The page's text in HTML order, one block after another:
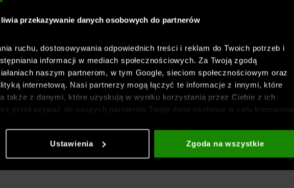
przekazywanie danych osobowych do partnerów
ruchu, dostosowywania odpowiednich treści i reklam do Twoich potrzeb i
informacji w mediach społecznościowych. Za Twoją zgodą
naszym partnerom, w tym Google, sieciom społecznościowym oraz
internetową. Nasi partnerzy mogą łączyć te informacje z innymi, które
także z danymi, które uzyskują w wyniku korzystania przez Ciebie z ich
przekazywać do naszych partnerów Twoje dane osobowe w celu kierowania
znajdziesz w naszej
Polityce prywatnościoraz sekcji „Szczegóły”
Ustawienia Zgoda na wszystkie